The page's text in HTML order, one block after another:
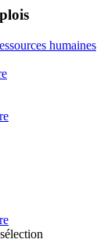
humaines